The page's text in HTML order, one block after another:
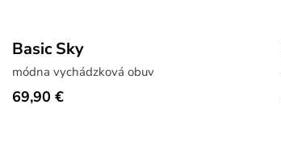
Basic Sky
módna vychádzková obuv
69,90 €